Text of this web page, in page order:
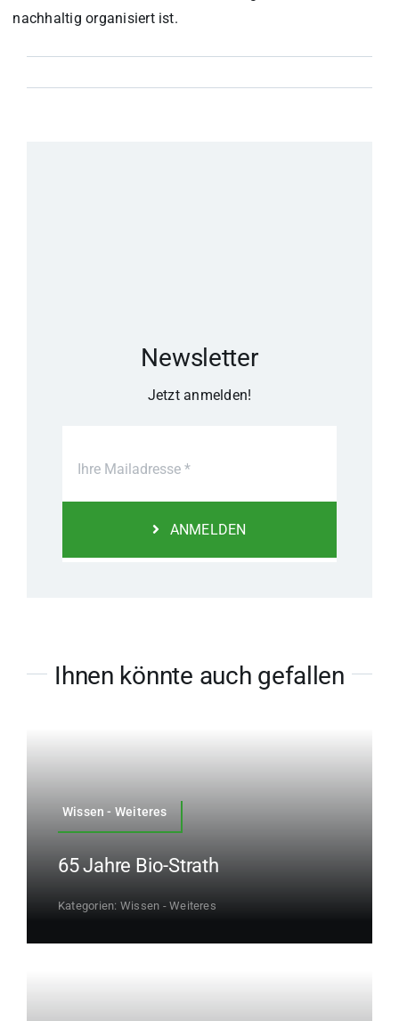
nachhaltig organisiert ist.
Newsletter
Jetzt anmelden!
ANMELDEN
Ihnen könnte auch gefallen
Wissen - Weiteres
65 Jahre Bio-Strath
Kategorien: Wissen - Weiteres